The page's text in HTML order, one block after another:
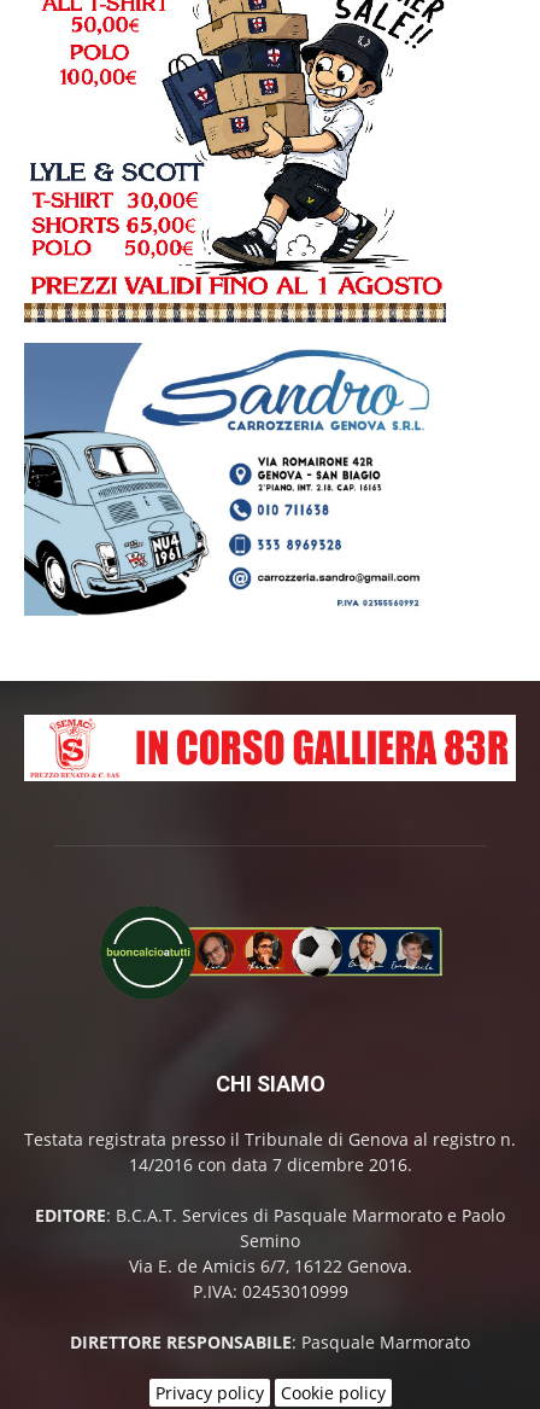
CHI SIAMO
Testata registrata presso il Tribunale di Genova al registro n.
14/2016 con data 7 dicembre 2016.
EDITORE: B.C.A.T. Services di Pasquale Marmorato e Paolo
Semino
Via E. de Amicis 6/7, 16122 Genova.
P.IVA: 02453010999
DIRETTORE RESPONSABILE: Pasquale Marmorato
Privacy policy Cookie policy